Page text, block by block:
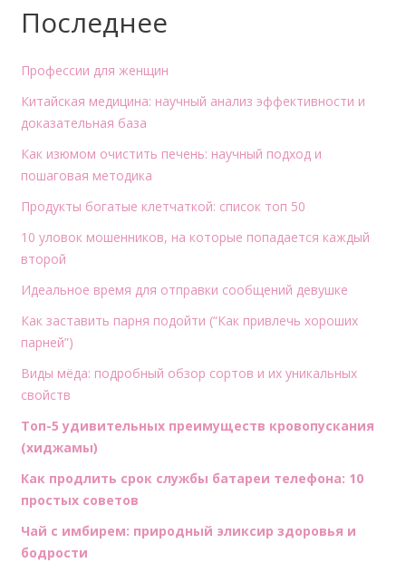
Последнее
Профессии для женщин
Китайская медицина: научный анализ эффективности и
доказательная база
Как изюмом очистить печень: научный подход и
пошаговая методика
Продукты богатые клетчаткой: список топ 50
10 уловок мошенников, на которые попадается каждый
второй
Идеальное время для отправки сообщений девушке
Как заставить парня подойти (“Как привлечь хороших
парней”)
Виды мёда: подробный обзор сортов и их уникальных
свойств
Топ-5 удивительных преимуществ кровопускания
(хиджамы)
Как продлить срок службы батареи телефона: 10
простых советов
Чай с имбирем: природный эликсир здоровья и
бодрости